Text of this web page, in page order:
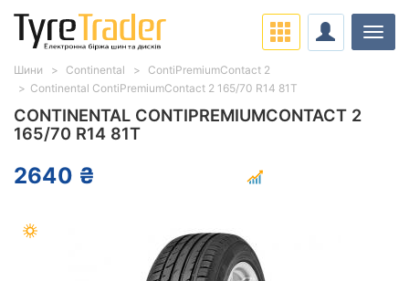
CONTINENTAL CONTIPREMIUMCONTACT 2
165/70 R14 81T
2640 ₴
Шини Continental
ContiPremiumContact 2
Continental ContiPremiumContact 2 165/70 R14 81T